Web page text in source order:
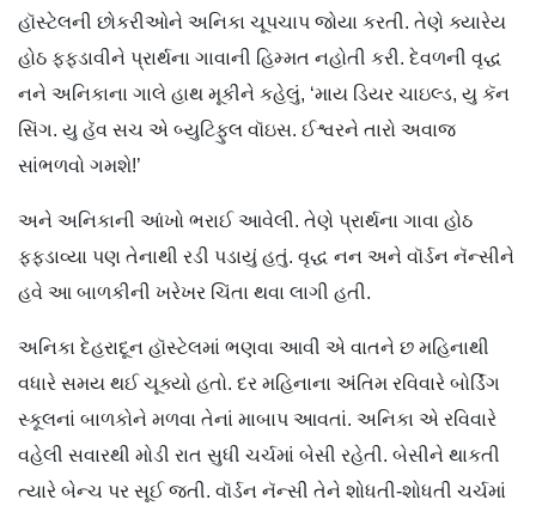
હૉસ્ટેલની છોકરીઓને અનિકા ચૂપચાપ જોયા કરતી. તેણે ક્યારેય
હોઠ ફફડાવીને પ્રાર્થના ગાવાની હિમ્મત નહોતી કરી. દેવળની વૃદ્ધ
નને અનિકાના ગાલે હાથ મૂકીને કહેલું, ‘માય ડિયર ચાઇલ્ડ, યુ કૅન
સિંગ. યુ હૅવ સચ એ બ્યુટિફુલ વૉઇસ. ઈશ્વરને તારો અવાજ
સાંભળવો ગમશે!’
અને અનિકાની આંખો ભરાઈ આવેલી. તેણે પ્રાર્થના ગાવા હોઠ
ફફડાવ્યા પણ તેનાથી રડી પડાયું હતું. વૃદ્ધ નન અને વૉર્ડન નૅન્સીને
હવે આ બાળકીની ખરેખર ચિંતા થવા લાગી હતી.
અનિકા દેહરાદૂન હૉસ્ટેલમાં ભણવા આવી એ વાતને છ મહિનાથી
વધારે સમય થઈ ચૂક્યો હતો. દર મહિનાના અંતિમ રવિવારે બોર્ડિંગ
સ્કૂલનાં બાળકોને મળવા તેનાં માબાપ આવતાં. અનિકા એ રવિવારે
વહેલી સવારથી મોડી રાત સુધી ચર્ચમાં બેસી રહેતી. બેસીને થાકતી
ત્યારે બેન્ચ પર સૂઈ જતી. વૉર્ડન નૅન્સી તેને શોધતી-શોધતી ચર્ચમાં